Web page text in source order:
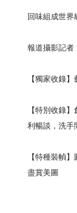
回味組成世界
報道攝影記者
【獨家收錄
【特別收錄
利暢談，洗
【特種裝幀
盡賞美圖